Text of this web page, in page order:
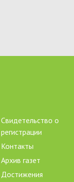
Свидетельство о
регистрации
Контакты
Архив газет
Достижения